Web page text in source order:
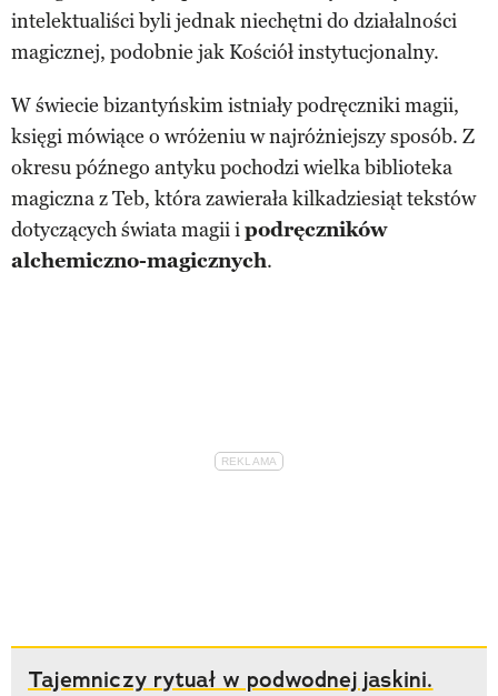
intelektualiści byli jednak niechętni do działalności
magicznej, podobnie jak Kościół instytucjonalny.
W świecie bizantyńskim istniały podręczniki magii,
księgi mówiące o wróżeniu w najróżniejszy sposób. Z
okresu późnego antyku pochodzi wielka biblioteka
magiczna z Teb, która zawierała kilkadziesiąt tekstów
dotyczących świata magii ipodręczników
alchemiczno-magicznych.
Tajemniczy rytuał w podwodnej jaskini.